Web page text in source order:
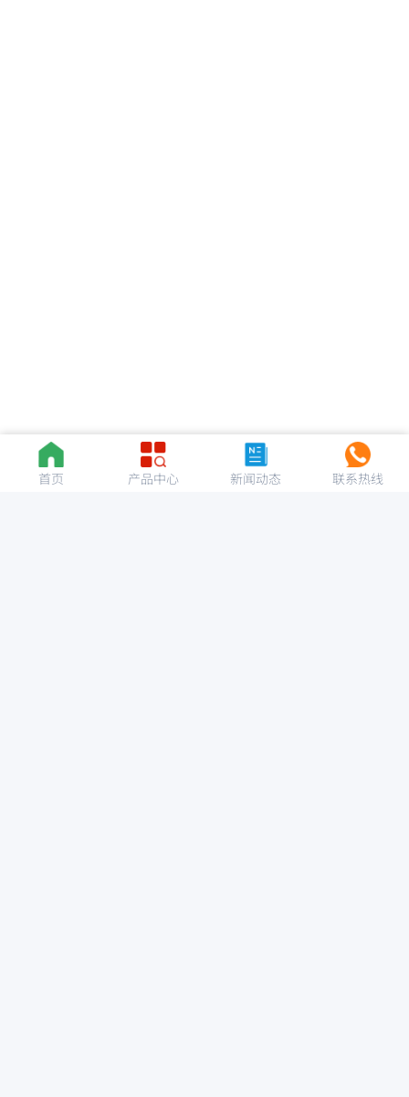
首页 产品中心 新闻动态 联系热线